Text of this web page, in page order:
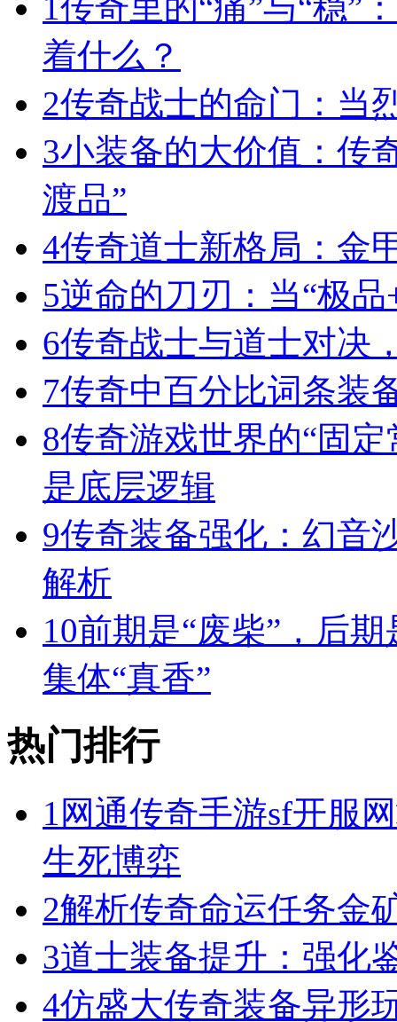
1传奇里的“痛”与“稳”
着什么？
2传奇战士的命门：当
3小装备的大价值：传
渡品”
4传奇道士新格局：金
5逆命的刀刃：当“极
6传奇战士与道士对决
7传奇中百分比词条装
8传奇游戏世界的“固
是底层逻辑
9传奇装备强化：幻音
解析
10前期是“废柴”，后
集体“真香”
热门排行
1 网通传奇手游sf开服
生死博弈
2解析传奇命运任务金
3道士装备提升：强化
4仿盛大传奇装备异形